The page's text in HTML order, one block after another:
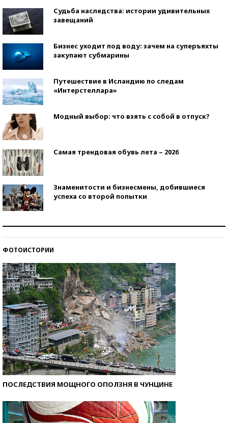
Судьба наследства: истории удивительных
завещаний
Бизнес уходит под воду: зачем на суперъяхты
закупают субмарины
Путешествие в Исландию по следам
«Интерстеллара»
Модный выбор: что взять с собой в отпуск?
Самая трендовая обувь лета – 2026
Знаменитости и бизнесмены, добившиеся
успеха со второй попытки
ФОТОИСТОРИИ
ПОСЛЕДСТВИЯ МОЩНОГО ОПОЛЗНЯ В ЧУНЦИНЕ